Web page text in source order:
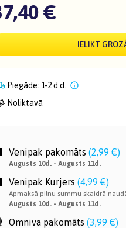
€
IELIKT
Piegāde: 1-2 d.d.
Noliktavā
Venipak pakomāts (2,99 €)
Augusts 10d. - Augusts 11d.
Venipak Kurjers (4,99 €)
Apmaksā pilnu summu skaidrā
Augusts 10d. - Augusts 11d.
Omniva pakomāts (3,99 €)